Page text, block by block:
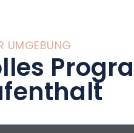
UMGEBUNG